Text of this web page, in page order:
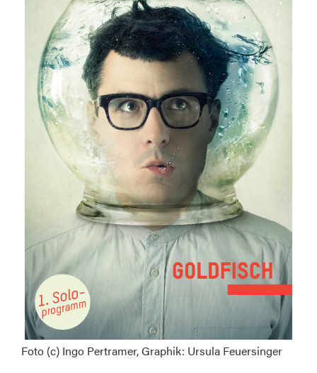
Foto (c) Ingo Pertramer, Graphik: Ursula Feuersinger